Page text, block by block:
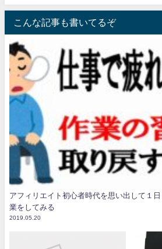
こんな記事も書いてるぞ
アフィリエイト初心者時代を思い出して１
業をしてみる
2019.05.20